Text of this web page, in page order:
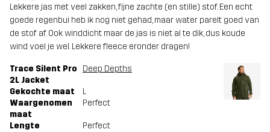
Lekkere jas met veel zakken, fijne zachte (en stille) stof. Een echt
goede regenbui heb ik nog niet gehad, maar water parelt goed van
de stof af. Ook winddicht maar de jas is niet al te dik, dus koude
wind voel je wel. Lekkere fleece eronder dragen!
Trace Silent Pro
2L Jacket
Deep Depths
Gekochte maat
L
Waargenomen
maat
Perfect
Lengte Perfect